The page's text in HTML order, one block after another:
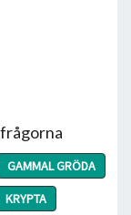
GAMMAL GRÖDA
KRYPTA